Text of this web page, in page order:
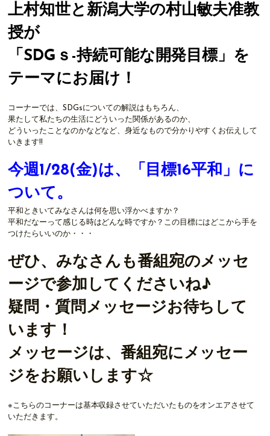
上村知世と新潟大学の村山敏夫准教
授が
「SDGｓ-持続可能な開発目標」を
テーマにお届け！
コーナーでは、SDGsについての解説はもちろん、
果たして私たちの生活にどういった関係があるのか、
どういったことなのかなどなど、身近なもので分かりやすくお伝えして
いきます!!
今週1/28(金)は、「目標16平和」に
ついて。
平和ときいてみなさんは何を思い浮かべますか？
平和だなーって感じる時はどんな時ですか？この目標にはどこから手を
つけたらいいのか・・・
ぜひ、みなさんも番組宛のメッセ
ージで参加してくださいね♪
疑問・質問メッセージお待ちして
います！
メッセージは、番組宛にメッセー
ジをお願いします☆
※こちらのコーナーは基本収録させていただいたものをオンエアさせて
いただきます。